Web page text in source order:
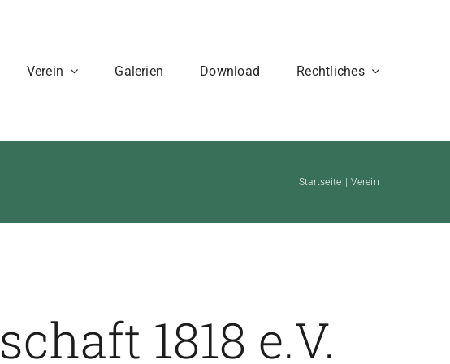
Verein Galerien Download Rechtliches
Startseite Verein
1818 e.V.